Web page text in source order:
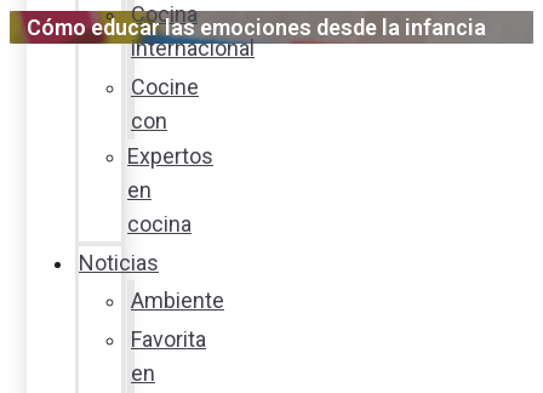
Cocina
internacional
Cocine
con
Expertos
en
cocina
Noticias
Ambiente
Favorita
en
Cómo educar las emociones desde la infancia